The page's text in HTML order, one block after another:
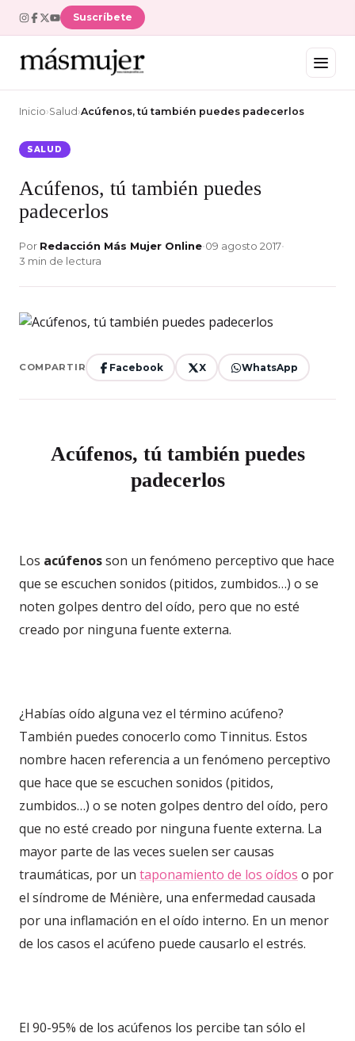
Suscríbete
Inicio›Salud ›Acúfenos, tú también puedes padecerlos
SALUD
Acúfenos, tú también puedes
padecerlos
Por Redacción Más Mujer Online•09 agosto 2017•
3 min de lectura
COMPARTIR Facebook X WhatsApp
Acúfenos, tú también puedes
padecerlos
Los acúfenosson un fenómeno perceptivo que hace
que se escuchen sonidos (pitidos, zumbidos…) o se
noten golpes dentro del oído, pero que no esté
creado por ninguna fuente externa.
¿Habías oído alguna vez el término acúfeno?
También puedes conocerlo como Tinnitus. Estos
nombre hacen referencia a un fenómeno perceptivo
que hace que se escuchen sonidos (pitidos,
zumbidos…) o se noten golpes dentro del oído, pero
que no esté creado por ninguna fuente externa. La
mayor parte de las veces suelen ser causas
traumáticas, por un taponamiento de los oídos o por
el síndrome de Ménière, una enfermedad causada
por una inflamación en el oído interno. En un menor
de los casos el acúfeno puede causarlo el estrés.
El 90-95% de los acúfenos los percibe tan sólo el